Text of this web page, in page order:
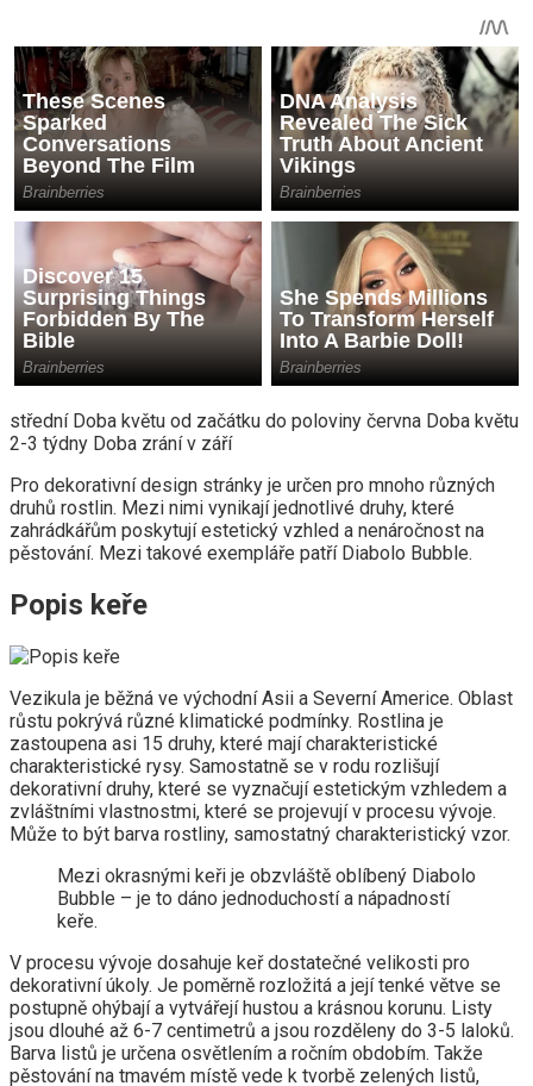
střední Doba květu od začátku do poloviny června Doba květu
2-3 týdny Doba zrání v září
Pro dekorativní design stránky je určen pro mnoho různých
druhů rostlin. Mezi nimi vynikají jednotlivé druhy, které
zahrádkářům poskytují estetický vzhled a nenáročnost na
pěstování. Mezi takové exempláře patří Diabolo Bubble.
Popis keře
Vezikula je běžná ve východní Asii a Severní Americe. Oblast
růstu pokrývá různé klimatické podmínky. Rostlina je
zastoupena asi 15 druhy, které mají charakteristické
charakteristické rysy. Samostatně se v rodu rozlišují
dekorativní druhy, které se vyznačují estetickým vzhledem a
zvláštními vlastnostmi, které se projevují v procesu vývoje.
Může to být barva rostliny, samostatný charakteristický vzor.
Mezi okrasnými keři je obzvláště oblíbený Diabolo
Bubble – je to dáno jednoduchostí a nápadností
keře.
V procesu vývoje dosahuje keř dostatečné velikosti pro
dekorativní úkoly. Je poměrně rozložitá a její tenké větve se
postupně ohýbají a vytvářejí hustou a krásnou korunu. Listy
jsou dlouhé až 6-7 centimetrů a jsou rozděleny do 3-5 laloků.
Barva listů je určena osvětlením a ročním obdobím. Takže
pěstování na tmavém místě vede k tvorbě zelených listů,